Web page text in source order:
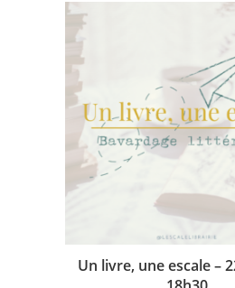
Un livre, une escale –